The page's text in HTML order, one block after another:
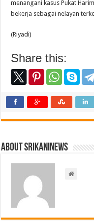
menangani kasus Pukat
bekerja sebagai nelayan
(Riyadi)
Share this:
About srikaninews